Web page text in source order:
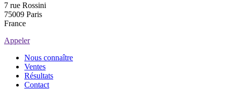
7 rue Rossini
75009 Paris
France
Appeler
Nous connaître
Ventes
Résultats
Contact